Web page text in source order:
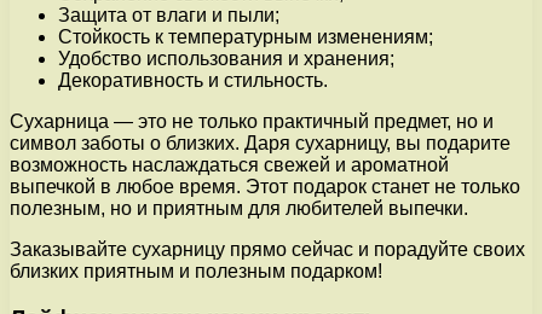
Защита от влаги и пыли;
Стойкость к температурным изменениям;
Удобство использования и хранения;
Декоративность и стильность.
Сухарница — это не только практичный предмет, но и
символ заботы о близких. Даря сухарницу, вы подарите
возможность наслаждаться свежей и ароматной
выпечкой в любое время. Этот подарок станет не только
полезным, но и приятным для любителей выпечки.
Заказывайте сухарницу прямо сейчас и порадуйте своих
близких приятным и полезным подарком!